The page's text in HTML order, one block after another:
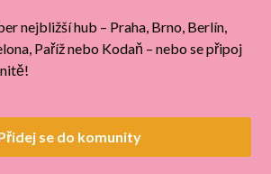
nejbližší hub – Praha, Brno, Berlín,
Paříž nebo Kodaň – nebo se připoj
se do komunity